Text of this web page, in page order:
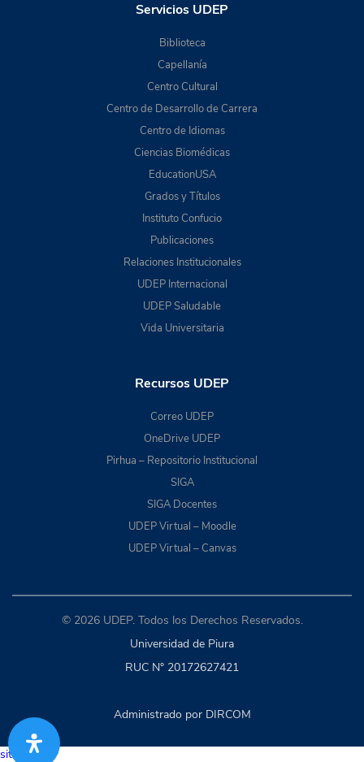
Servicios UDEP
Biblioteca
Capellanía
Centro Cultural
Centro de Desarrollo de Carrera
Centro de Idiomas
Ciencias Biomédicas
EducationUSA
Grados y Títulos
Instituto Confucio
Publicaciones
Relaciones Institucionales
UDEP Internacional
UDEP Saludable
Vida Universitaria
Recursos UDEP
Correo UDEP
OneDrive UDEP
Pirhua – Repositorio Institucional
SIGA
SIGA Docentes
UDEP Virtual – Moodle
UDEP Virtual – Canvas
© 2026 UDEP. Todos los Derechos Reservados.
Universidad de Piura
RUC N° 20172627421
Administrado por DIRCOM
situs togel